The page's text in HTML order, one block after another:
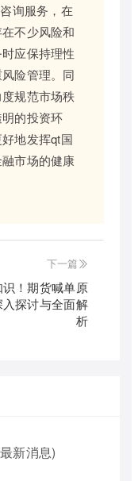
询服务，在
不少风险和
应保持理性
险管理。同
规范市场秩
的投资环
地发挥qt国
市场的健康
下一篇
！期货喊单原
探讨与全面解
析
新消息)